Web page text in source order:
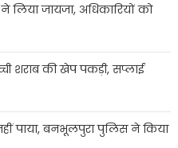
लिया जायजा, अधिकारियों को
शराब की खेप पकड़ी, सप्लाई
पाया, बनभूलपुरा पुलिस ने किया